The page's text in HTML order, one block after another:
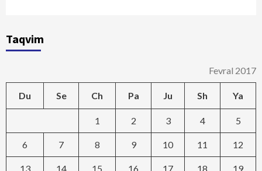
Taqvim
Fevral 2017
Du Se Ch Pa Ju Sh Ya
1 2 3 4 5
6 7 8 9 10 11 12
13 14 15 16 17 18 19